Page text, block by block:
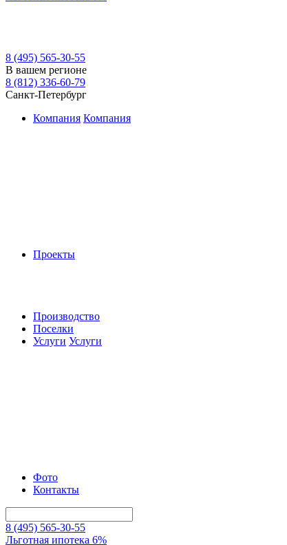
8 (495) 565-30-55
В вашем регионе
8 (812) 336-60-79
Санкт-Петербург
Компания Компания
Проекты
Производство
Поселки
Услуги Услуги
Фото
Контакты
8 (495) 565-30-55
Льготная ипотека 6%